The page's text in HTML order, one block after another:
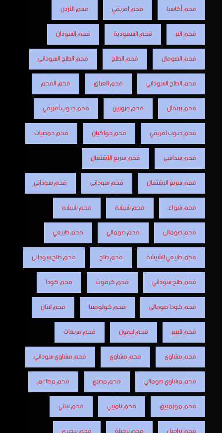
فحم أكاسيا
فحم افريقي
فحم الأردن
فحم البر
فحم السعودية
فحم السودان
فحم الصومال
فحم الطلح
فحم الطلح السودانى
فحم الطلح السوداني
فحم العراق
فحم الفحم
فحم برتقال
فحم جزورين
فحم جنوب أفريقي
فحم جنوب افريقي
فحم جواكيان
فحم حمضيات
فحم سداسي
فحم سريع الأشتعال
فحم سريع الاشتعال
فحم سودانى
فحم سوداني
فحم شواء
فحم شيشة
فحم شيشه
فحم صومالى
فحم صومالي
فحم طبيعي
فحم طبيعي للشيشة
فحم طلح
فحم طلح سودانى
فحم طلح سوداني
فحم كرفوت
فحم كودا
فحم كودا صومالى
فحم كولومبيا
فحم لبنان
فحم للبيع
فحم ليمون
فحم مربعات
فحم مشاوى
فحم مشاوي
فحم مشاوي سوداني
فحم مشاوي صومالي
فحم مصري
فحم مطاعم
فحم موزمبيق
فحم ناميبي
فحم نباتي